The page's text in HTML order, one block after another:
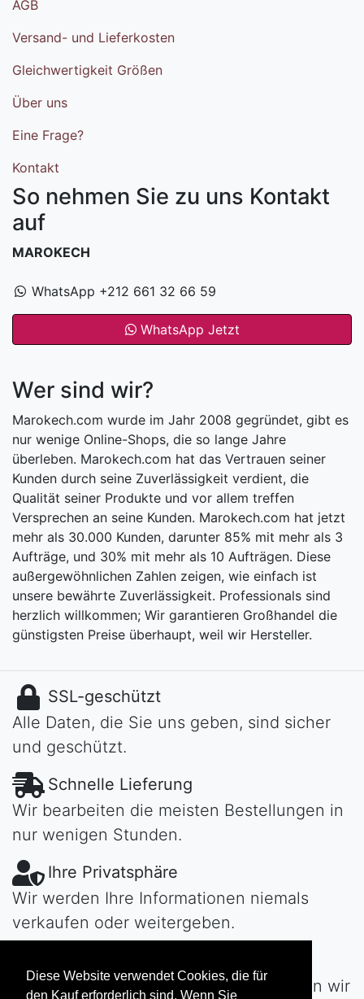
Diese Website verwendet Cookies, die für
den Kauf erforderlich sind. Wenn Sie
AGB
Versand- und Lieferkosten
Gleichwertigkeit Größen
Über uns
Eine Frage?
Kontakt
So nehmen Sie zu uns Kontakt
auf
MAROKECH
WhatsApp +212 661 32 66 59
WhatsApp Jetzt
Wer sind wir?
Marokech.com wurde im Jahr 2008 gegründet, gibt es
nur wenige Online-Shops, die so lange Jahre
überleben. Marokech.com hat das Vertrauen seiner
Kunden durch seine Zuverlässigkeit verdient, die
Qualität seiner Produkte und vor allem treffen
Versprechen an seine Kunden. Marokech.com hat jetzt
mehr als 30.000 Kunden, darunter 85% mit mehr als 3
Aufträge, und 30% mit mehr als 10 Aufträgen. Diese
außergewöhnlichen Zahlen zeigen, wie einfach ist
unsere bewährte Zuverlässigkeit. Professionals sind
herzlich willkommen; Wir garantieren Großhandel die
günstigsten Preise überhaupt, weil wir Hersteller.
SSL-geschützt
Alle Daten, die Sie uns geben, sind sicher
und geschützt.
Schnelle Lieferung
Wir bearbeiten die meisten Bestellungen in
nur wenigen Stunden.
Ihre Privatsphäre
Wir werden Ihre Informationen niemals
verkaufen oder weitergeben.
Kontaktiere uns!Tag oder Nacht werden wir